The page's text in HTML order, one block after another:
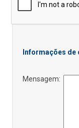
Informações
Mensagem: